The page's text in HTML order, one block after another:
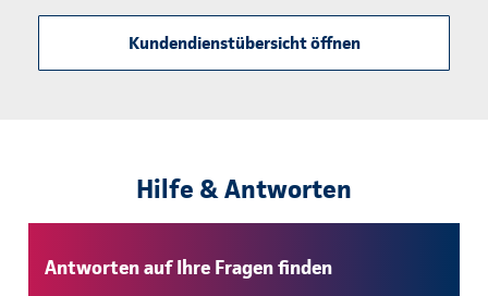
Kundendienstübersicht öffnen
Hilfe & Antworten
Antworten auf Ihre Fragen finden